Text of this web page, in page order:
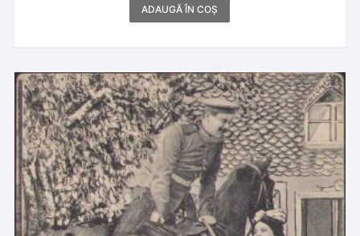
ADAUGĂ ÎN COȘ